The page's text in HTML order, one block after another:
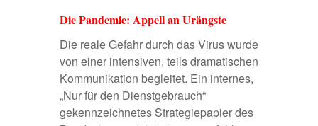
Die Pandemie: Appell an Urängste
Die reale Gefahr durch das Virus wurde
von einer intensiven, teils dramatischen
Kommunikation begleitet. Ein internes,
„Nur für den Dienstgebrauch“
gekennzeichnetes Strategiepapier des